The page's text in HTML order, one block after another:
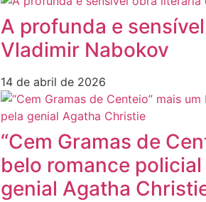
A profunda e
Vladimir Nabokov
14 de abril de 2026
“Cem Gramas de
belo romance
genial Agatha